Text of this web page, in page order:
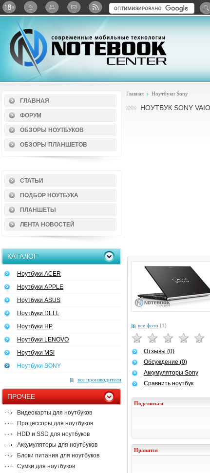
Twitter ВКонтактеGoogle+Яндекс: Каталог
ГЛАВНАЯ
ФОРУМ
ОБЗОРЫ НОУТБУКОВ
ОБЗОРЫ ПЛАНШЕТОВ
СТАТЬИ
ПОДБОР НОУТБУКА
ПЛАНШЕТЫ
ЛЕНТА НОВОСТЕЙ
КАТАЛОГ
Ноутбуки ACER
Ноутбуки APPLE
Ноутбуки ASUS
Ноутбуки DELL
Ноутбуки HP
Ноутбуки LENOVO
Ноутбуки MSI
Ноутбуки SONY
все производители
ПРОЧЕЕ
Видеокарты для ноутбуков
Процессоры для ноутбуков
HDD и SSD для ноутбуков
Аккумуляторы для ноутбуков
Блоки питания для ноутбуков
Сумки для ноутбуков
Главная Ноутбуки Sony
НОУТБУК SONY
все фото (1)
Отзывы (0)
Обсуждение (0)
Аккумуляторы Sony
Сравнить ноутбук
Поделиться
Нравится